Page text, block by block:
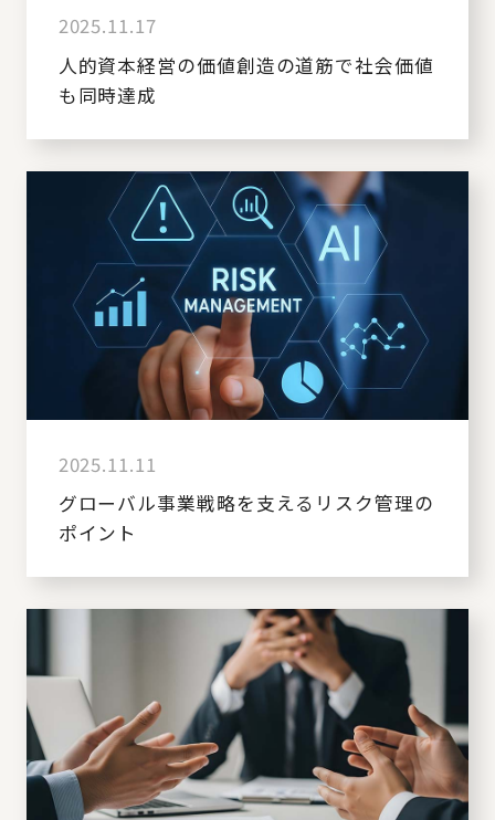
2025.11.17
人的資本経営の価値創造の道筋で社会価値
も同時達成
2025.11.11
グローバル事業戦略を支えるリスク管理の
ポイント